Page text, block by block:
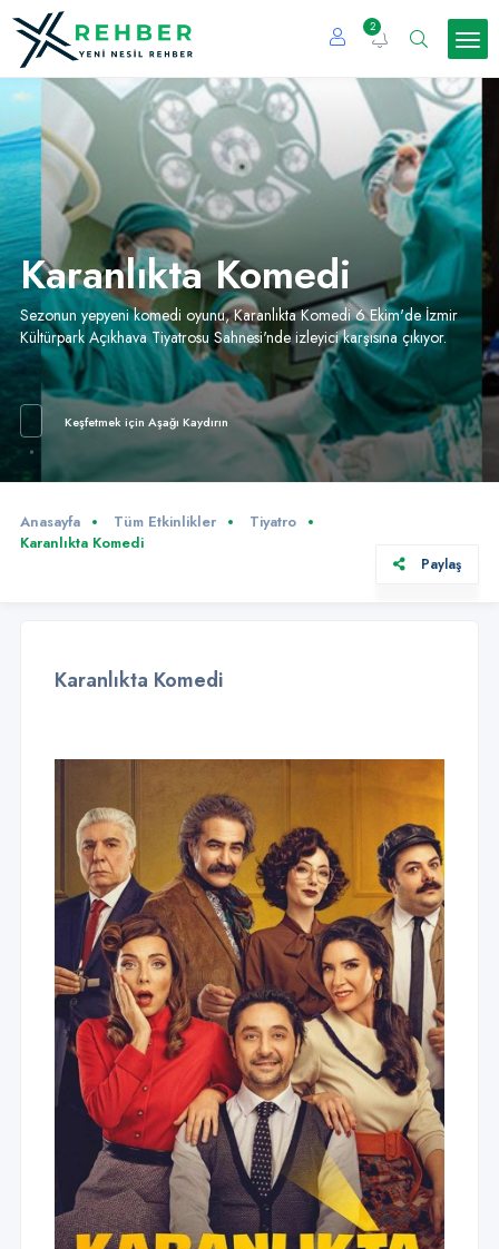
2
Karanlıkta Komedi
Sezonun yepyeni komedi oyunu, Karanlıkta Komedi 6 Ekim'de İzmir
Kültürpark Açıkhava Tiyatrosu Sahnesi'nde izleyici karşısına çıkıyor.
Keşfetmek için Aşağı Kaydırın
Anasayfa Tüm Etkinlikler
Tiyatro
Karanlıkta Komedi
Paylaş
Karanlıkta Komedi